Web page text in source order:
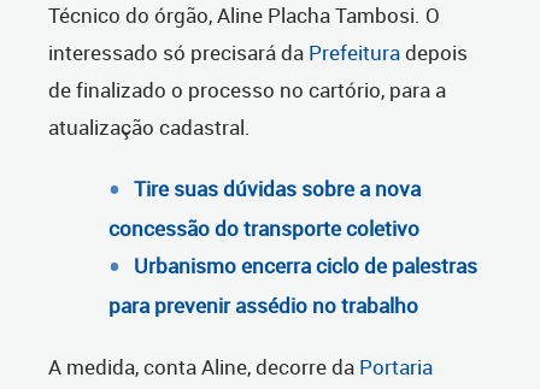
Técnico do órgão, Aline Placha Tambosi. O
interessado só precisará da Prefeituradepois
de finalizado o processo no cartório, para a
atualização cadastral.
Tire suas dúvidas sobre a nova
concessão do transporte coletivo
Urbanismo encerra ciclo de palestras
para prevenir assédio no trabalho
A medida, conta Aline, decorre da Portaria